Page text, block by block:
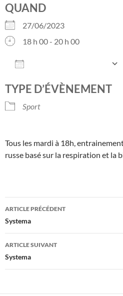
QUAND
27/06/2023
18 h 00 - 20 h 00
TYPE D’ÉVÈNEMENT
Sport
Tous les mardi à 18h,
russe basé sur la respiration et la
Navigation
des
articles
ARTICLE PRÉCÉDENT
Systema
ARTICLE SUIVANT
Systema